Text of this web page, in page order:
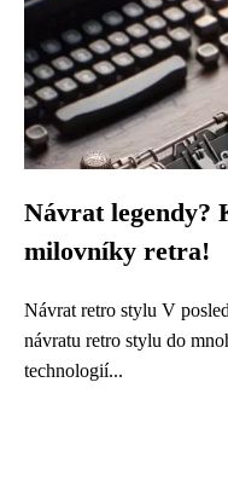
Návrat legendy?
milovníky retra!
Návrat retro stylu V
návratu retro stylu do
technologií...